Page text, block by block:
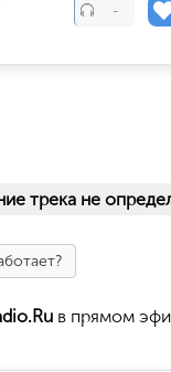
-
трека не
в прямом